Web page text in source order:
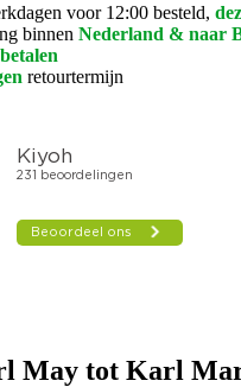
voor 12:00 besteld,
binnen Nederland & naar
retourtermijn
May tot Karl